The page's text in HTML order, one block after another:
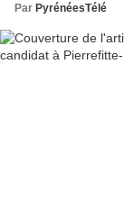
Par PyrénéesTélé